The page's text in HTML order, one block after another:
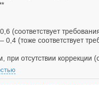
(соответствует
0,4 (тоже соответствует
при отсутствии коррекции